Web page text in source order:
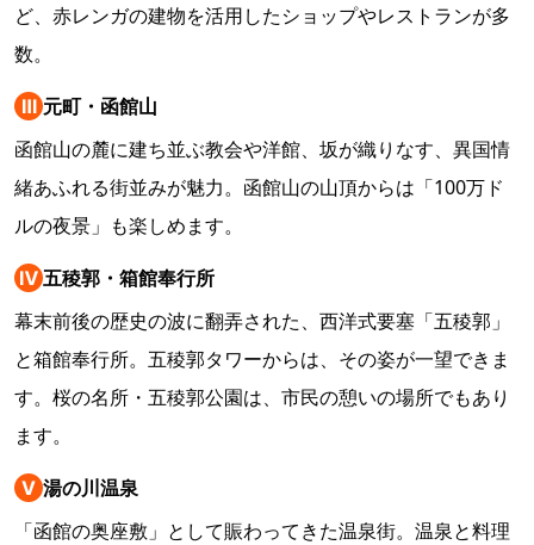
ど、赤レンガの建物を活用したショップやレストランが多
数。
Ⅲ 元町・函館山
函館山の麓に建ち並ぶ教会や洋館、坂が織りなす、異国情
緒あふれる街並みが魅力。函館山の山頂からは「100万ド
ルの夜景」も楽しめます。
Ⅳ五稜郭・箱館奉行所
幕末前後の歴史の波に翻弄された、西洋式要塞「五稜郭」
と箱館奉行所。五稜郭タワーからは、その姿が一望できま
す。桜の名所・五稜郭公園は、市民の憩いの場所でもあり
ます。
Ⅴ 湯の川温泉
「函館の奥座敷」として賑わってきた温泉街。温泉と料理